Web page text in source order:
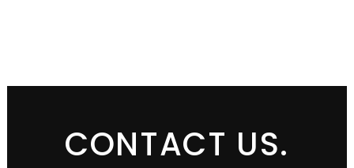
CONTACT US.